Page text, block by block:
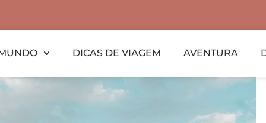
DICAS DE VIAGEM AVENTURA